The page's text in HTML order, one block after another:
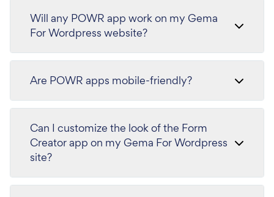
Will any POWR app work on my Gema
For Wordpress website?
Are POWR apps mobile-friendly?
Can I customize the look of the Form
Creator app on my Gema For Wordpress
site?